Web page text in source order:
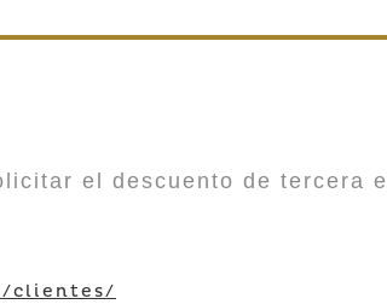
el descuento de tercera
clientes/